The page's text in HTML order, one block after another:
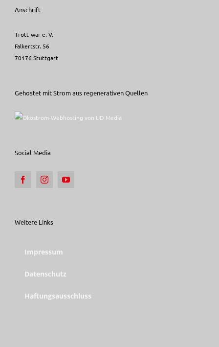
Anschrift
Trott-war e. V.
Falkertstr. 56
70176 Stuttgart
Gehostet mit Strom aus regenerativen Quellen
Social Media
Weitere Links
Impressum
Datenschutz
Haftungsausschluss